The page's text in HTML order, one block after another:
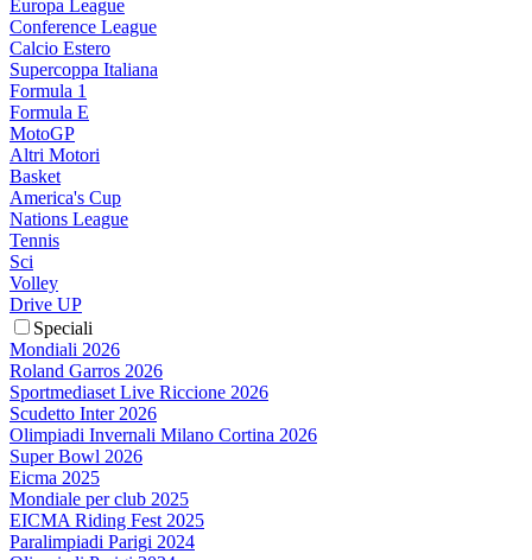
Europa League
Conference League
Calcio Estero
Supercoppa Italiana
Formula 1
Formula E
MotoGP
Altri Motori
Basket
America's Cup
Nations League
Tennis
Sci
Volley
Drive UP
Speciali
Mondiali 2026
Roland Garros 2026
Sportmediaset Live Riccione 2026
Scudetto Inter 2026
Olimpiadi Invernali Milano Cortina 2026
Super Bowl 2026
Eicma 2025
Mondiale per club 2025
EICMA Riding Fest 2025
Paralimpiadi Parigi 2024